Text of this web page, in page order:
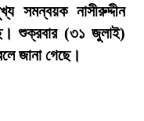
সমন্বয়ক নাসীরুদ্দীন
শুক্রবার (৩১ জুলাই)
জানা গেছে।